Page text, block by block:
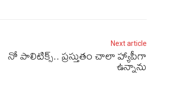
Next article
నో పాలిటిక్స్.. ప్రస్తుతం చాలా హ్యాపీగా
ఉన్నాను